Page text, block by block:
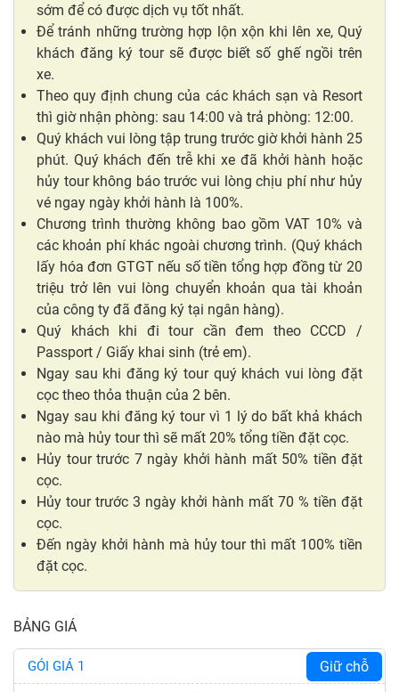
sớm để có được dịch vụ tốt nhất.
Để tránh những trường hợp lộn xộn khi lên xe, Quý
khách đăng ký tour sẽ được biết số ghế ngồi trên
xe.
Theo quy định chung của các khách sạn và Resort
thì giờ nhận phòng: sau 14:00 và trả phòng: 12:00.
Quý khách vui lòng tập trung trước giờ khởi hành 25
phút. Quý khách đến trễ khi xe đã khởi hành hoặc
hủy tour không báo trước vui lòng chịu phí như hủy
vé ngay ngày khởi hành là 100%.
Chương trình thường không bao gồm VAT 10% và
các khoản phí khác ngoài chương trình. (Quý khách
lấy hóa đơn GTGT nếu số tiền tổng hợp đồng từ 20
triệu trở lên vui lòng chuyển khoản qua tài khoản
của công ty đã đăng ký tại ngân hàng).
Quý khách khi đi tour cần đem theo CCCD /
Passport / Giấy khai sinh (trẻ em).
Ngay sau khi đăng ký tour quý khách vui lòng đặt
cọc theo thỏa thuận của 2 bên.
Ngay sau khi đăng ký tour vì 1 lý do bất khả khách
nào mà hủy tour thì sẽ mất 20% tổng tiền đặt cọc.
Hủy tour trước 7 ngày khởi hành mất 50% tiền đặt
cọc.
Hủy tour trước 3 ngày khởi hành mất 70 % tiền đặt
cọc.
Đến ngày khởi hành mà hủy tour thì mất 100% tiền
đặt cọc.
BẢNG GIÁ
GÓI GIÁ 1 Giữ chỗ